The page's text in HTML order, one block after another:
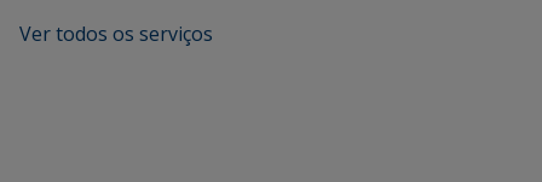
Ver todos os serviços